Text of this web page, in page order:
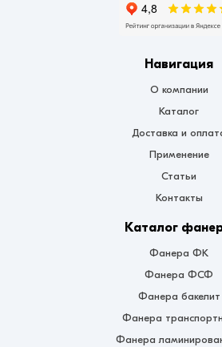
Навигация
О компании
Каталог
Доставка и
Применение
Статьи
Контакты
Каталог
Фанера ФК
Фанера ФСФ
Фанера бакелит
Фанера
Фанера